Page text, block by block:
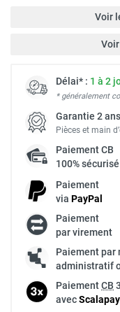
Voir
Délai* : 1 à 2
* généralement
Garantie 2 ans
Pièces et main
PaiementCB
100% sécurisé
Paiement
via PayPal
Paiement
par virement
Paiement par
administratif
PaiementCB
avecScalapay